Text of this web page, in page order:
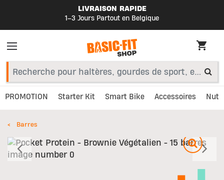
LIVRAISON RAPIDE
1–3 Jours Partout en Belgique
PROMOTION Starter Kit Smart Bike Accessoires
Barres
Précédent